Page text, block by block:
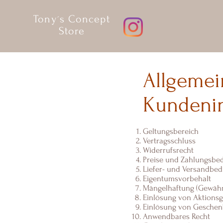
Tony´s Concept
Store
Geltungsbereich
Vertragsschluss
Widerrufsrecht
Preise und
Liefer- und
Eigentumsvorbehalt
Mängelhaftung
Einlösung von
Einlösung von
Anwendbares Recht